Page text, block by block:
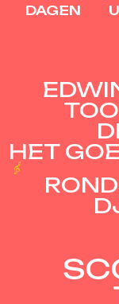
DAGEN
HET